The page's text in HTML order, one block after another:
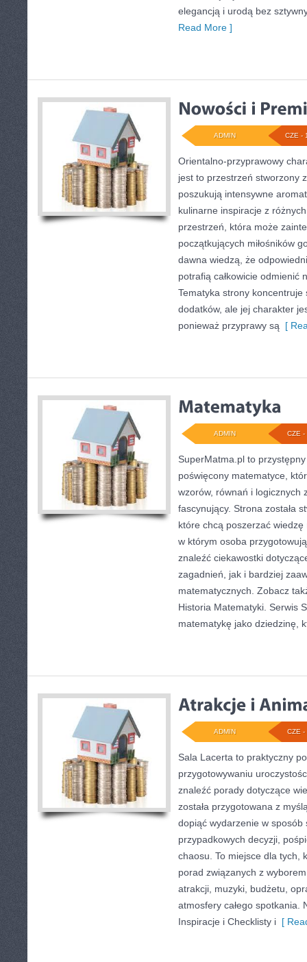
elegancją i urodą bez
Read More ]
CZE -
ADMIN
Orientalno-przyprawowy
jest to przestrzeń stworzony
poszukują intensywne
kulinarne inspiracje z
przestrzeń, która może
początkujących miłośników
dawna wiedzą, że
potrafią całkowicie odmienić
Tematyka strony koncentruje
dodatków, ale jej charakter
ponieważ przyprawy są [
CZE -
ADMIN
SuperMatma.pl to
poświęcony matematyce,
wzorów, równań i logicznych
fascynujący. Strona została
które chcą poszerzać
w którym osoba
znaleźć ciekawostki
zagadnień, jak i bardziej
matematycznych. Zobacz
Historia Matematyki. Serwis
matematykę jako dziedzinę,
CZE -
ADMIN
Sala Lacerta to praktyczny
przygotowywaniu
znaleźć porady dotyczące
została przygotowana z
dopiąć wydarzenie w sposób
przypadkowych decyzji,
chaosu. To miejsce dla tych,
porad związanych z
atrakcji, muzyki, budżetu,
atmosfery całego spotkania.
Inspiracje i Checklisty i [